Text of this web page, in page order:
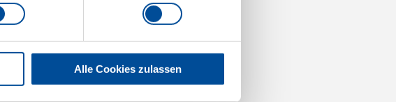
Alle Cookies zulassen